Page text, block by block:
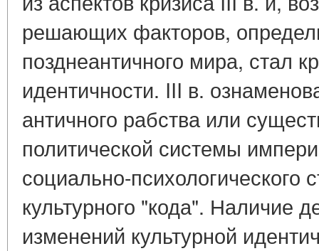
решающих факторов,
позднеантичного мира, стал
идентичности. III в.
античного рабства или
политической системы
социально-психологического
культурного "кода". Наличие
изменений культурной